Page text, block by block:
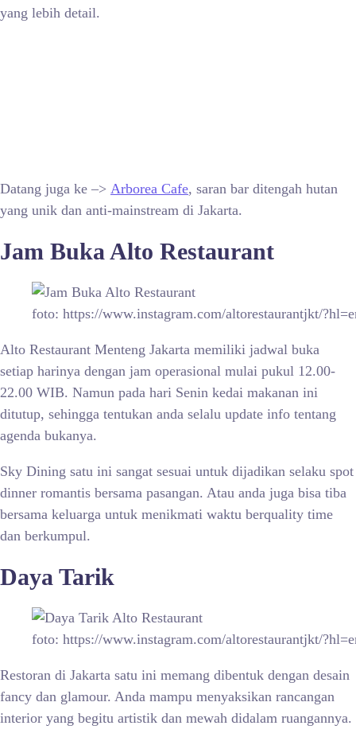
yang lebih detail.
Datang juga ke –> Arborea Cafe, saran bar ditengah hutan
yang unik dan anti-mainstream di Jakarta.
Jam Buka Alto Restaurant
foto: https://www.instagram.com/altorestaurantjkt/
Alto Restaurant Menteng Jakarta memiliki jadwal buka
setiap harinya dengan jam operasional mulai pukul 12.00-
22.00 WIB. Namun pada hari Senin kedai makanan ini
ditutup, sehingga tentukan anda selalu update info tentang
agenda bukanya.
Sky Dining satu ini sangat sesuai untuk dijadikan selaku spot
dinner romantis bersama pasangan. Atau anda juga bisa tiba
bersama keluarga untuk menikmati waktu berquality time
dan berkumpul.
Daya Tarik
foto: https://www.instagram.com/altorestaurantjkt/
Restoran di Jakarta satu ini memang dibentuk dengan desain
fancy dan glamour. Anda mampu menyaksikan rancangan
interior yang begitu artistik dan mewah didalam ruangannya.